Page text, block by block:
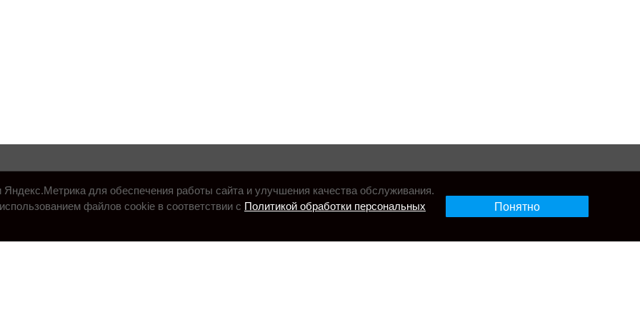
для обеспечения работы сайта и улучшения качества обслуживания.
файлов cookie в соответствии с Политикой обработки персональных
Понятно